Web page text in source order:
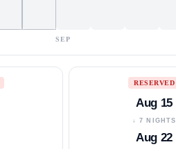
SEP
RESERVED
Aug 15
↓ 7 NIGHTS
Aug 22